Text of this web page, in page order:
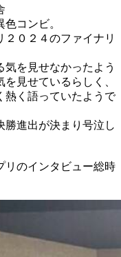
コンビ。
２０２４のファイナリ
を見せなかったよう
見せているらしく、
熱く語っていたようで
勝進出が決まり号泣し
リのインタビュー総時